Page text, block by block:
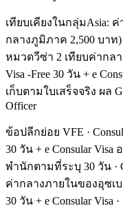
เทียบเคียงในกลุ่มAsia:
กลางภูมิภาค 2,500 บาท
หมวดวีซ่า 2 เทียบค่ากลาง
Visa -Free 30 วัน + e
เก็บตามใบเสร็จจริง ผล
Officer
ข้อปลีกย่อย VFE ·
30 วัน + e Consular
พำนักตามที่ระบุ 30 วัน ·
ค่ากลางภายในของอุซเบ
30 วัน + e Consular